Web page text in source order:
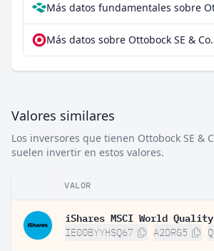
Valores similares
Los inversores que tienen Ottobock SE &
suelen invertir en estos valores.
VALOR
IE00BYYHSQ67 A2DRG5